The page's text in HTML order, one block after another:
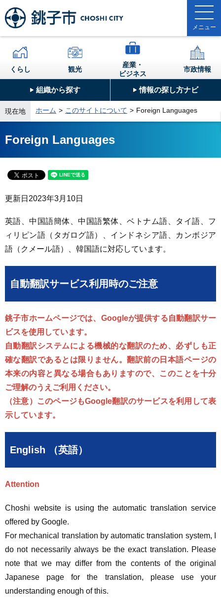
組織から探す 情報の探し方ナビ
くらし 観光
産業・
ビジネス
市政情報
現在地 ホーム このサイトについて Foreign Languages
Foreign Languages
更新日 2023年3月10日
英語、中国語簡体、中国語繁体、ベトナム語、タイ語、フ
ィリピン語（タガログ語）、インドネシア語、カンボジア
語（クメール語）、韓国語に対応しています。
自動翻訳サービス利用時のご注意
銚子市ホームページでは、Googleが提供する自動翻訳サー
ビスを使用しています。
自動翻訳システムによる機械的な翻訳のため、必ずしも正
確な翻訳であるとは限りません。翻訳前の日本語ページの
本来の内容と異なる場合もありますので、このことを十分
ご理解のうえご利用ください。
（注意）このページもGoogle翻訳のサービスを利用して表
示しています。
English （英語）
Attention
Choshi website is using the automatic translation service
offered by Google.
For mechanical translation by automatic translation system, I
do not necessarily always be the exact translation. Please
note that we may differ from the contents of the original
Japanese page for the translation, please use your
understanding enough of this.